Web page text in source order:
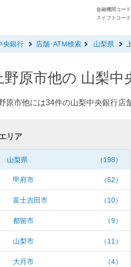
金融機関コー
スイフトコー
央銀行 店舗･ATM検索 山梨県
野原市他の 山梨
野原市他には34件の山梨中央銀行
リア
山梨県 （198）
甲府市 （52）
富士吉田市 （10）
都留市 （9）
山梨市 （11）
大月市 （4）